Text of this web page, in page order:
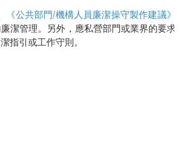
《公共部門/機構人員廉潔操守製作建議》
潔管理。另外，應私營部門或業界的要求，
指引或工作守則。